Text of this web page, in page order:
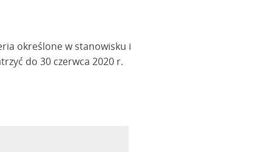
określone w stanowisku i
do 30 czerwca 2020 r.